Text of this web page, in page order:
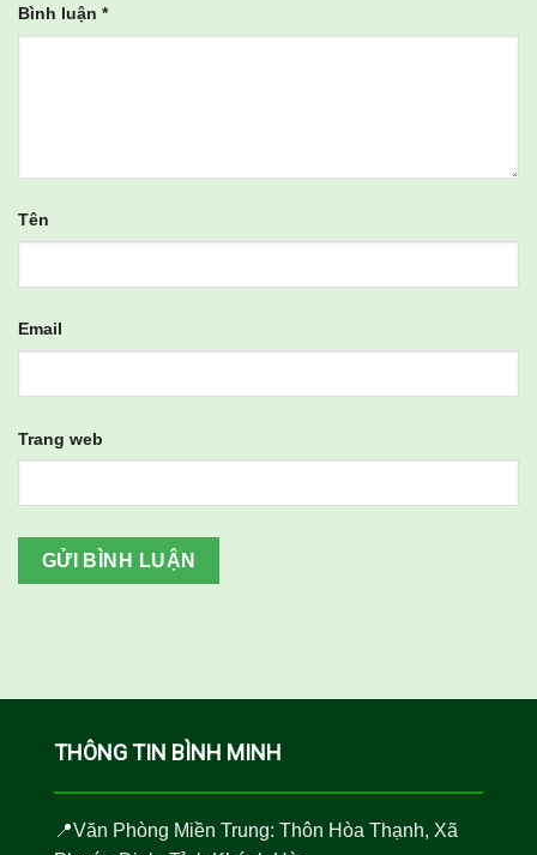
Bình luận *
Tên
Email
Trang web
THÔNG TIN BÌNH MINH
📍Văn Phòng Miền Trung: Thôn Hòa Thạnh, Xã